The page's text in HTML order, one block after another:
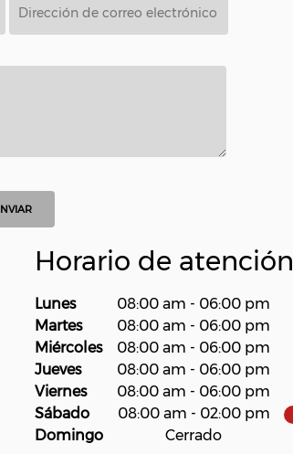
Horario de atención
Lunes 08:00 am - 06:00 pm
Martes
08:00 am - 06:00 pm
Miércoles
08:00 am - 06:00 pm
Jueves
08:00 am - 06:00 pm
Viernes
08:00 am - 06:00 pm
Sábado
08:00 am - 02:00 pm
Domingo Cerrado